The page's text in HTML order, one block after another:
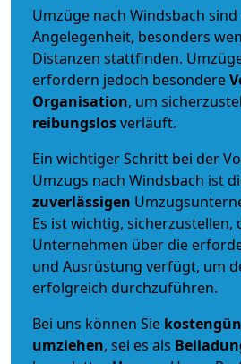
Umzüge nach Windsbach
Angelegenheit, besonders
Distanzen stattfinden.
erfordern jedoch besondere
Organisation, um
reibungslosverläuft.
Ein wichtiger Schritt bei der
Umzugs nach Windsbach ist
zuverlässigen
Es ist wichtig, sicherzustellen,
Unternehmen über die
und Ausrüstung verfügt, um
erfolgreich durchzuführen.
Bei uns können Sie
umziehen, sei es als